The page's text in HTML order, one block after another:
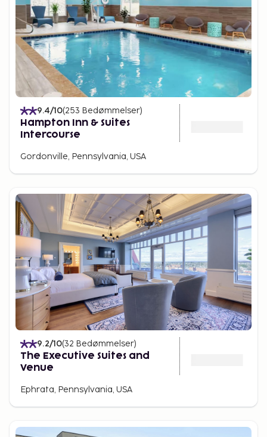
9.4/10(253 Bedømmelser)
Hampton Inn & Suites
Intercourse
Gordonville, Pennsylvania, USA
9.2/10(32 Bedømmelser)
The Executive Suites and
Venue
Ephrata, Pennsylvania, USA